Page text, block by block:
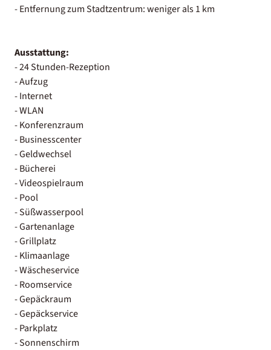
- Entfernung zum Stadtzentrum: weniger als 1 km
Ausstattung:
- 24 Stunden-Rezeption
- Aufzug
- Internet
- WLAN
- Konferenzraum
- Businesscenter
- Geldwechsel
- Bücherei
- Videospielraum
- Pool
- Süßwasserpool
- Gartenanlage
- Grillplatz
- Klimaanlage
- Wäscheservice
- Roomservice
- Gepäckraum
- Gepäckservice
- Parkplatz
- Sonnenschirm